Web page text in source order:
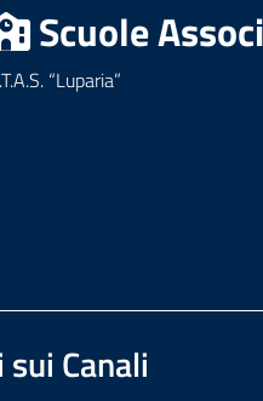
Scuole
“Luparia”
sui Canali